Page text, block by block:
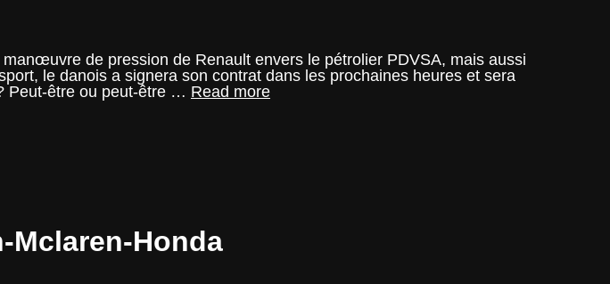
manœuvre de pression de Renault envers le pétrolier PDVSA, mais aussi
le danois a signera son contrat dans les prochaines heures et sera
Peut-être ou peut-être … Read moreKevin
Mclaren-Honda